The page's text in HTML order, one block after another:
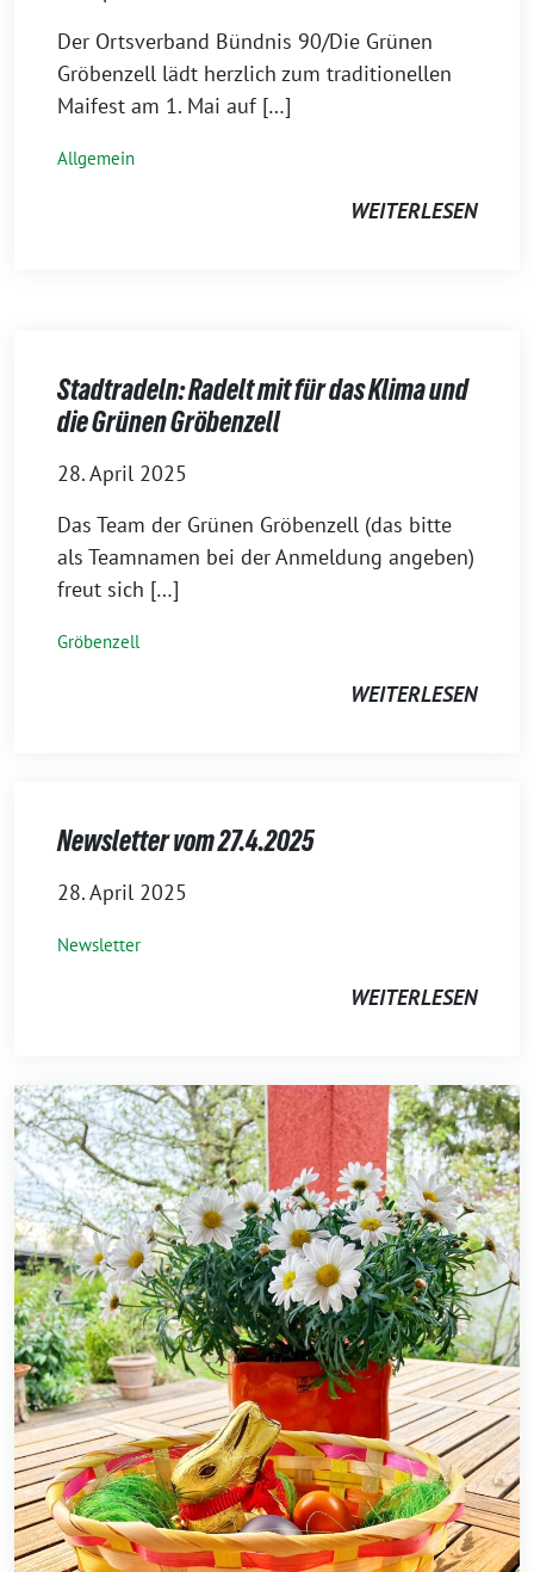
Der Ortsverband Bündnis 90/Die Grünen
Gröbenzell lädt herzlich zum traditionellen
Maifest am 1. Mai auf […]
Allgemein
WEITERLESEN
Stadtradeln: Radelt mit für das Klima und
die Grünen Gröbenzell
28. April 2025
Das Team der Grünen Gröbenzell (das bitte
als Teamnamen bei der Anmeldung angeben)
freut sich […]
Gröbenzell
WEITERLESEN
Newsletter vom 27.4.2025
28. April 2025
Newsletter
WEITERLESEN